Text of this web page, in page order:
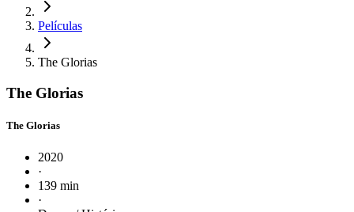
Películas
The Glorias
The Glorias
The Glorias
2020
·
139 min
·